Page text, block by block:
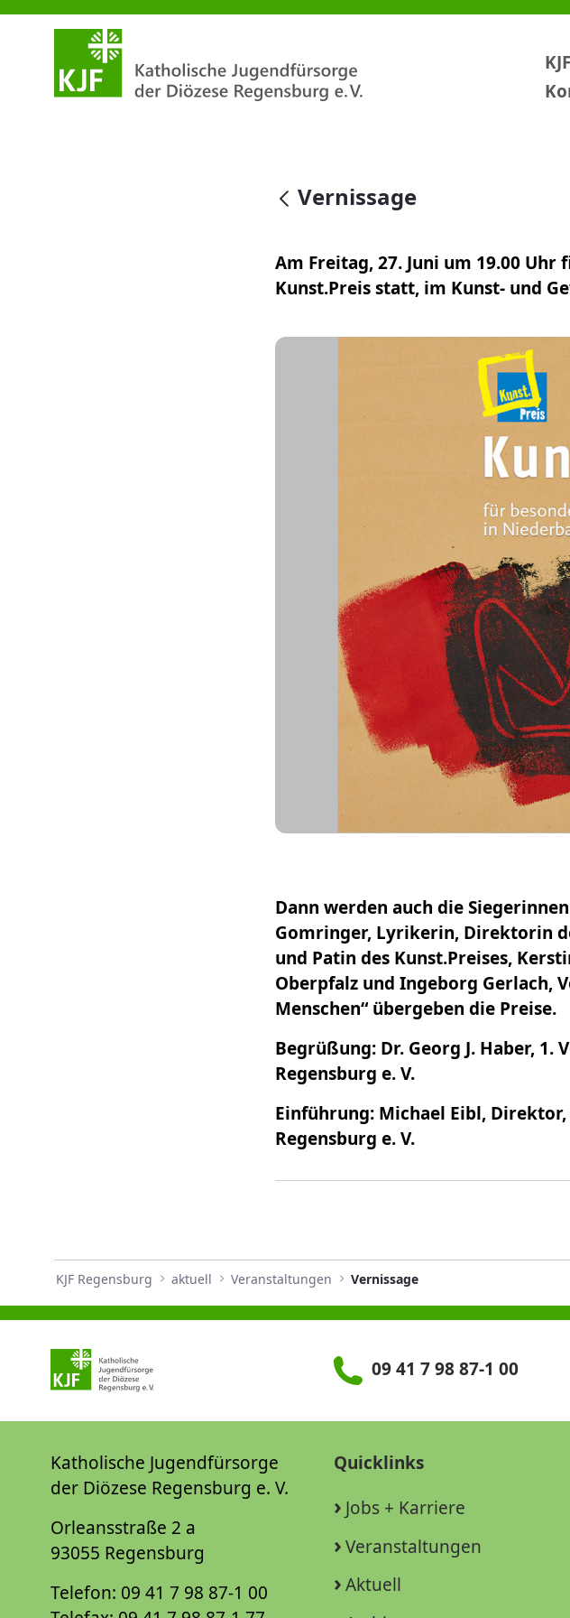
Vernissage
KJF
null
Vernissage
Am Freitag, 27. Juni um 19.00
Kunst.Preis statt, im Kunst- und
Dann werden auch die
Gomringer, Lyrikerin, Direktorin
und Patin des Kunst.Preises,
Oberpfalz und Ingeborg Gerlach,
Menschen“ übergeben die Preise.
Begrüßung: Dr. Georg J. Haber,
Regensburg e. V.
Einführung: Michael Eibl,
Regensburg e. V.
KJF Regensburg aktuell Veranstaltungen Vernissage
09 41 7 98 87-1 00
Katholische Jugendfürsorge
der Diözese Regensburg e. V.
Orleansstraße 2 a
93055 Regensburg
Telefon: 09 41 7 98 87-1 00
Quicklinks
Jobs + Karriere
Veranstaltungen
Aktuell